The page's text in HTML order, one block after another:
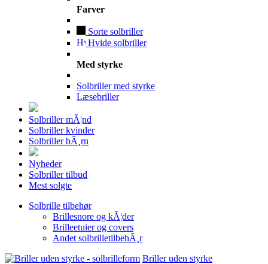
Farver
Sorte solbriller
Hvide solbriller
Med styrke
Solbriller med styrke
Læsebriller
Solbriller mÃ¦nd
Solbriller kvinder
Solbriller bÃ¸rn
Nyheder
Solbriller tilbud
Mest solgte
Solbrille tilbehør
Brillesnore og kÃ¦der
Brilleetuier og covers
Andet solbrilletilbehÃ¸r
Briller uden styrke